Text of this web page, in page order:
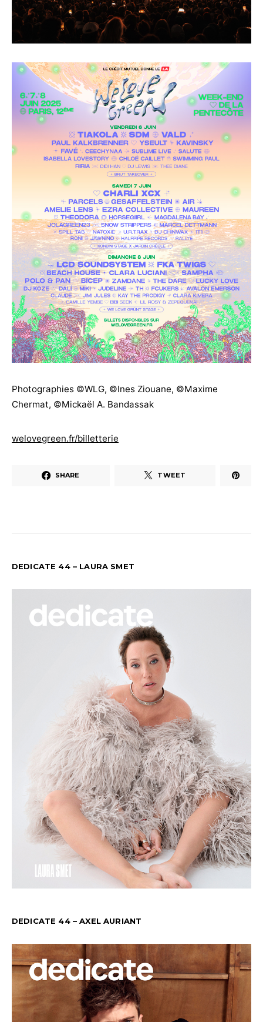
Photographies ©WLG, ©Ines Ziouane, ©Maxime
Chermat, ©Mickaël A. Bandassak
welovegreen.fr/billetterie
SHARE TWEET
DEDICATE 44 – LAURA SMET
DEDICATE 44 – AXEL AURIANT